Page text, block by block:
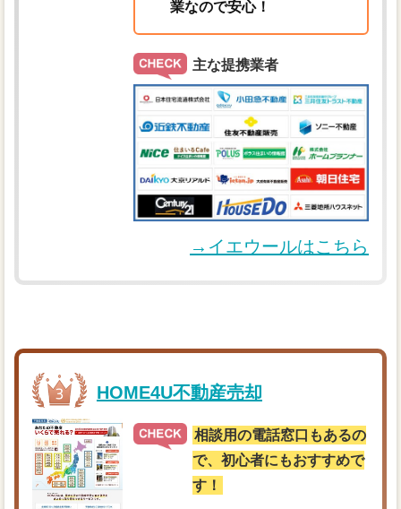
業なので安心！
主な提携業者
→イエウールはこちら
HOME4U不動産売却
相談用の電話窓口もあるの
で、初心者にもおすすめで
す！